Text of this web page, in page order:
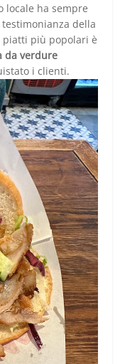
locale ha sempre
della
piatti più popolari è
da verdure
i clienti.